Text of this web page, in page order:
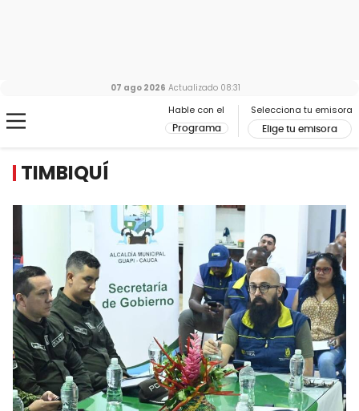
Hable con el
Programa
Selecciona tu emisora
Elige tu emisora
07 ago 2026 Actualizado 08:31
TIMBIQUÍ